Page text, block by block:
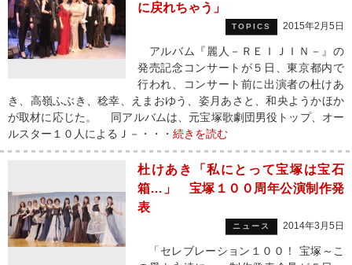
に戻れちゃう」
TOPICS 2015年2月5日
アルバム『麗人－ＲＥＩＪＩＮ－』の
発売記念コンサートが５日、東京都内で
行われ、コンサート前に出演者の杜けあ
き、高嶺ふぶき、稔幸、えまおゆう、姿月あさと、和央ようかほか
が取材に応じた。 同アルバムは、元宝塚歌劇団男役トップ、オー
ルスター１０人によるＪ－・・・ 続きを読む
杜けあき「私にとって宝塚は宝石
箱…」 宝塚１００周年公演制作発
表
ニュース 2014年3月5日
「セレブレーション１００！ 宝塚～こ